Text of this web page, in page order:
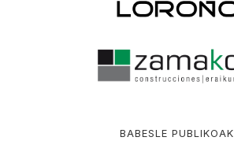
BABESLE PUBLIKOAK